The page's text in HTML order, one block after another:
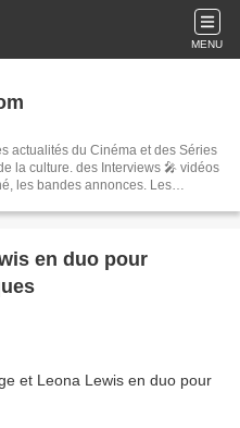
MENU
actualités du Cinéma et des Séries
bandes annonces. Les
en duo pour